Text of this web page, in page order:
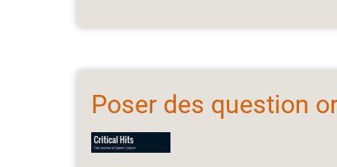
Poser des question